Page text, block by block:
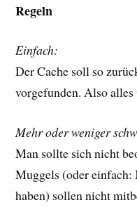
Regeln
Einfach:
Der Cache soll so
vorgefunden. Also
Mehr oder weniger
Man sollte sich nicht
Muggels (oder
haben) sollen nicht